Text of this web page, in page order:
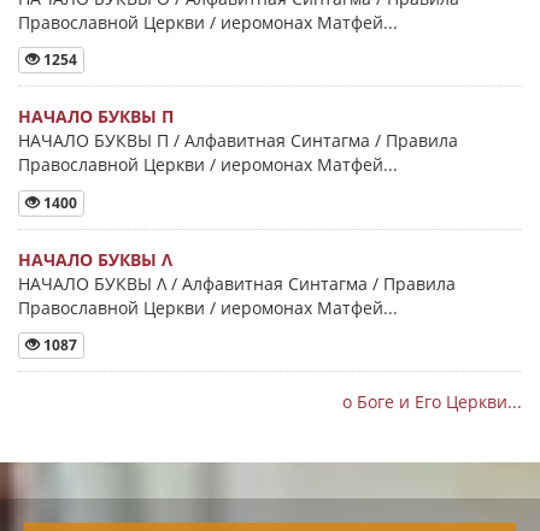
Православной Церкви / иеромонах Матфей...
1254
НАЧАЛО БУКВЫ Π
НАЧАЛО БУКВЫ Π / Алфавитная Синтагма / Правила
Православной Церкви / иеромонах Матфей...
1400
НАЧАЛО БУКВЫ Λ
НАЧАЛО БУКВЫ Λ / Алфавитная Синтагма / Правила
Православной Церкви / иеромонах Матфей...
1087
о Боге и Его Церкви...